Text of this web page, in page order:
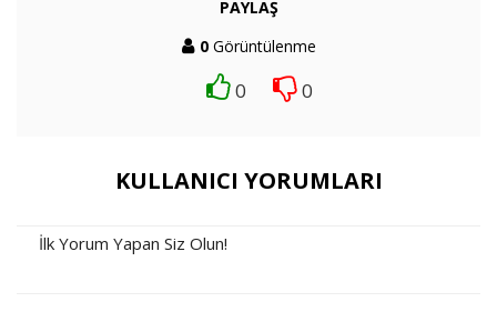
PAYLAŞ
0Görüntülenme
0 0
KULLANICI YORUMLARI
İlk Yorum Yapan Siz Olun!